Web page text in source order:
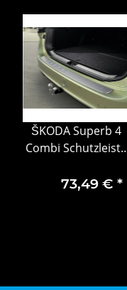
ŠKODA Superb 4
Combi Schutzleiste
silber 3P0061195
73,49 € *